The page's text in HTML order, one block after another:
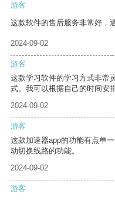
游客
这款软件的售后服务非常好，
2024-09-02
游客
这款学习软件的学习方式非常
式。我可以根据自己的时间安
2024-09-02
游客
这款加速器app的功能有点单
动切换线路的功能。
2024-09-02
游客